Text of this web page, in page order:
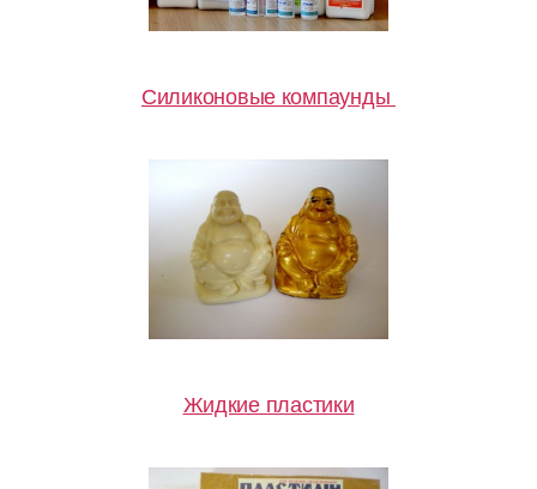
Силиконовые компаунды
Жидкие пластики